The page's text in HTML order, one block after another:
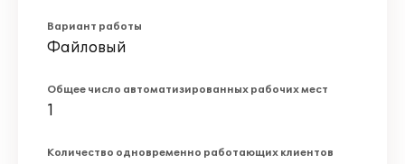
Вариант работы
Файловый
Общее число автоматизированных рабочих мест
1
Количество одновременно работающих клиентов